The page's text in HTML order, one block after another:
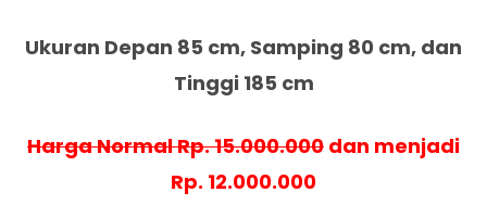
Ukuran Depan 85 cm, Samping 80 cm, dan
Tinggi 185 cm
Harga Normal Rp. 15.000.000 dan menjadi
Rp. 12.000.000